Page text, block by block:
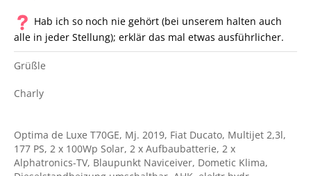
Hab ich so noch nie gehört (bei unserem halten auch
alle in jeder Stellung); erklär das mal etwas ausführlicher.
Grüßle
Charly
Optima de Luxe T70GE, Mj. 2019, Fiat Ducato, Multijet 2,3l,
177 PS, 2 x 100Wp Solar, 2 x Aufbaubatterie, 2 x
Alphatronics-TV, Blaupunkt Naviceiver, Dometic Klima,